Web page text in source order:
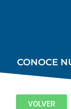
CONOCE
VOLVER